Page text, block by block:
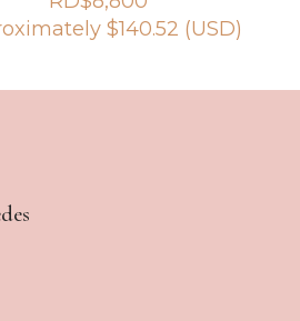
$140.52 (USD)